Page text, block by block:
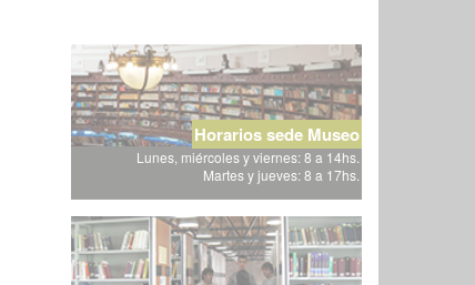
Horarios sede Museo
Lunes, miércoles y viernes: 8 a 14hs.
Martes y jueves: 8 a 17hs.